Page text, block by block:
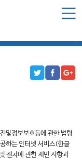
마이페이지
및정보보호등에 관한 법령
하는 인터넷 서비스(한글
절차에 관한 제반 사항과